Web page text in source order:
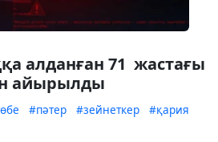
алданған 71 жастағы
айырылды
#пәтер #зейнеткер #қария